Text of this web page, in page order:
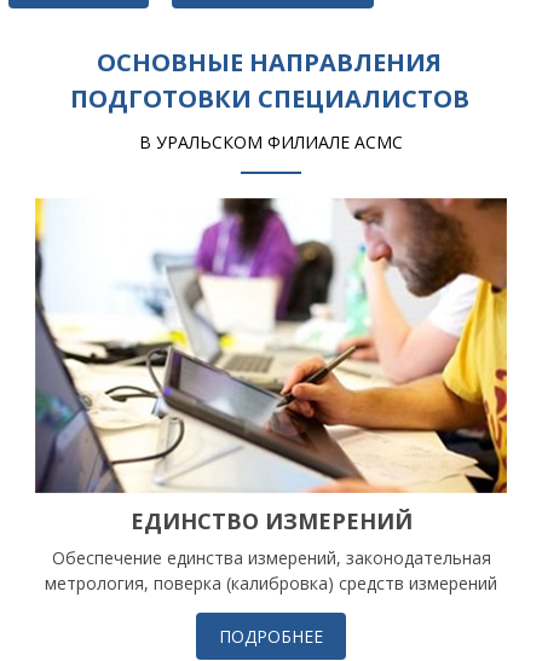
ОСНОВНЫЕ НАПРАВЛЕНИЯ
ПОДГОТОВКИ СПЕЦИАЛИСТОВ
В УРАЛЬСКОМ ФИЛИАЛЕ АСМС
ЕДИНСТВО ИЗМЕРЕНИЙ
Обеспечение единства измерений, законодательная
метрология, поверка (калибровка) средств измерений
ПОДРОБНЕЕ